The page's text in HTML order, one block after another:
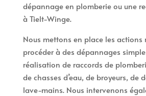
dépannage en plomberie ou une
à Tielt-Winge.
Nous mettons en place les actions
procéder à des dépannages
réalisation de raccords de
de chasses d’eau, de broyeurs, de
lave-mains. Nous intervenons